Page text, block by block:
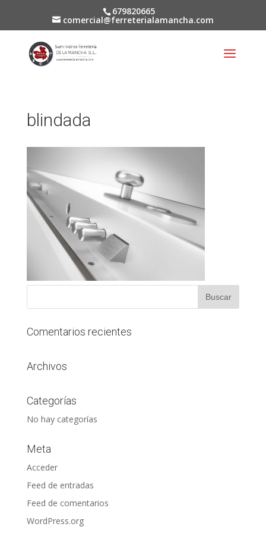
679820665
comercial@ferreterialamancha.com
blindada
Comentarios recientes
Archivos
Categorías
No hay categorías
Meta
Acceder
Feed de entradas
Feed de comentarios
WordPress.org